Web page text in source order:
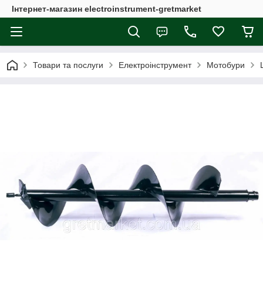
Інтернет-магазин electroinstrument-gretmarket
Товари та послуги Електроінструмент Мотобури